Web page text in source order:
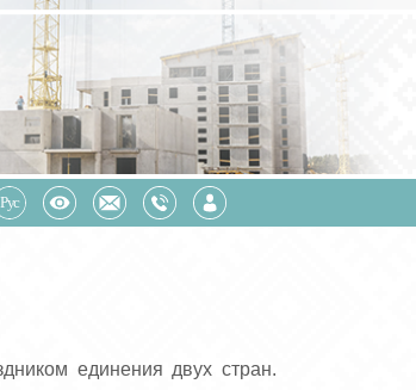
единения двух стран.